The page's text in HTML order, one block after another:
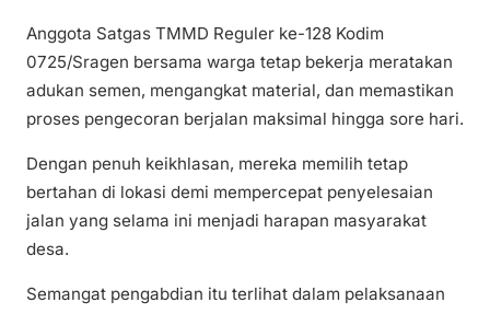
Anggota Satgas TMMD Reguler ke-128 Kodim
0725/Sragen bersama warga tetap bekerja meratakan
adukan semen, mengangkat material, dan memastikan
proses pengecoran berjalan maksimal hingga sore hari.
Dengan penuh keikhlasan, mereka memilih tetap
bertahan di lokasi demi mempercepat penyelesaian
jalan yang selama ini menjadi harapan masyarakat
desa.
Semangat pengabdian itu terlihat dalam pelaksanaan